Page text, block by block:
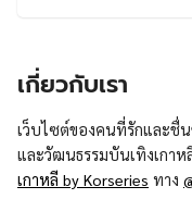
เกี่ยวกับเรา
เว็บไซต์ของคนที่รักและชื่
และวัฒนธรรมบันเทิงเกาห
เกาหลี by Korseries ทาง